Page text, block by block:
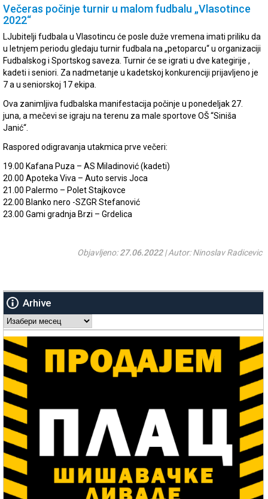
Večeras počinje turnir u malom fudbalu „Vlasotince
2022“
LJubitelji fudbala u Vlasotincu će posle duže vremena imati priliku da
u letnjem periodu gledaju turnir fudbala na „petoparcu“ u organizaciji
Fudbalskog i Sportskog saveza. Turnir će se igrati u dve kategirije ,
kadeti i seniori. Za nadmetanje u kadetskoj konkurenciji prijavljeno je
7 a u seniorskoj 17 ekipa.
Ova zanimljiva fudbalska manifestacija počinje u ponedeljak 27.
juna, a mečevi se igraju na terenu za male sportove OŠ “Siniša
Janić“.
Raspored odigravanja utakmica prve večeri:
19.00 Kafana Puza – AS Miladinović (kadeti)
20.00 Apoteka Viva – Auto servis Joca
21.00 Palermo – Polet Stajkovce
22.00 Blanko nero -SZGR Stefanović
23.00 Gami gradnja Brzi – Grdelica
Objavljeno:27.06.2022| Autor: Ninoslav Radicevic
Arhive
Arhive